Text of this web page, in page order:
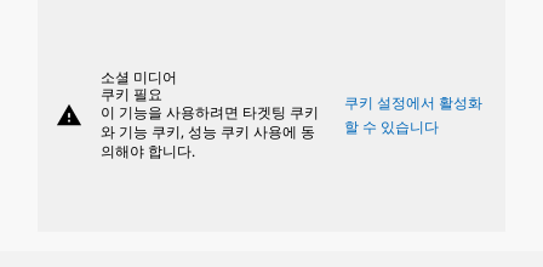
warning
소셜 미디어
쿠키 필요
이 기능을 사용하려면 타겟팅 쿠키
와 기능 쿠키, 성능 쿠키 사용에 동
의해야 합니다.
쿠키 설정에서 활성화
할 수 있습니다